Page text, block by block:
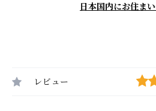
日本国内にお住ま
レビュー